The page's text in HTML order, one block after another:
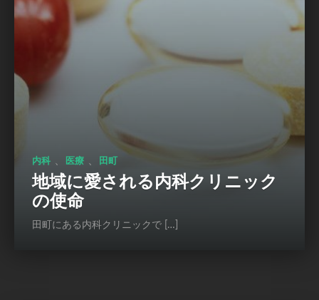
内科 医療 田町
地域に愛される内科クリニック
の使命
田町にある内科クリニックで […]